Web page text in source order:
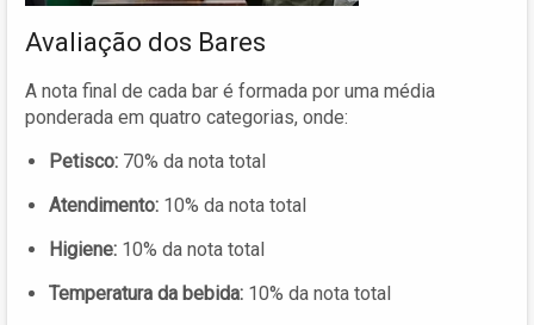
Avaliação dos Bares
A nota final de cada bar é formada por uma média
ponderada em quatro categorias, onde:
Petisco: 70% da nota total
Atendimento: 10% da nota total
Higiene: 10% da nota total
Temperatura da bebida: 10% da nota total